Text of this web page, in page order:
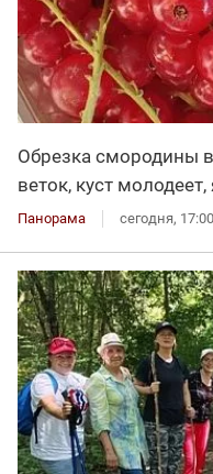
Обрезка смородины
веток, куст
Панорама сегодня, 17:00